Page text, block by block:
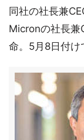
同社の社長兼
Micronの社長兼
命。5月8日付け